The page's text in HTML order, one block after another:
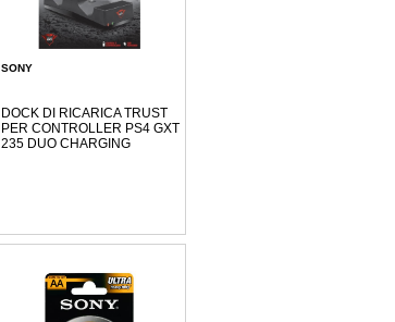
SONY
DOCK DI RICARICA TRUST
PER CONTROLLER PS4 GXT
235 DUO CHARGING